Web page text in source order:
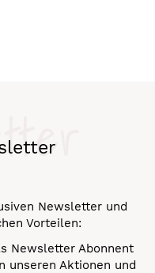
Newsletter und
Vorteilen:
Newsletter Abonnent
unseren Aktionen und